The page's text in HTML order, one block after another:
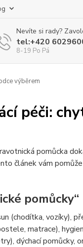
Nevíte si rady?
tel:+420
8-19 Po Pá
výběrem
péči:
pomůcka
článek vám
pomůcky“
(chodítka, vozíky),
matrace),
dýchací pomůcky,